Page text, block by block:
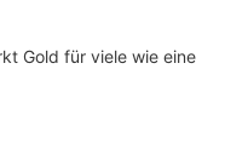
Gold für viele wie eine